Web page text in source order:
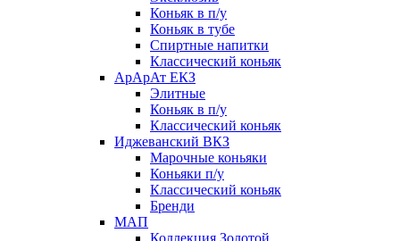
Коньяк в п/у
Коньяк в тубе
Спиртные напитки
Классический коньяк
АрАрАт ЕКЗ
Элитные
Коньяк в п/у
Классический коньяк
Иджеванский ВКЗ
Марочные коньяки
Коньяки п/у
Классический коньяк
Бренди
МАП
Коллекция Золотой